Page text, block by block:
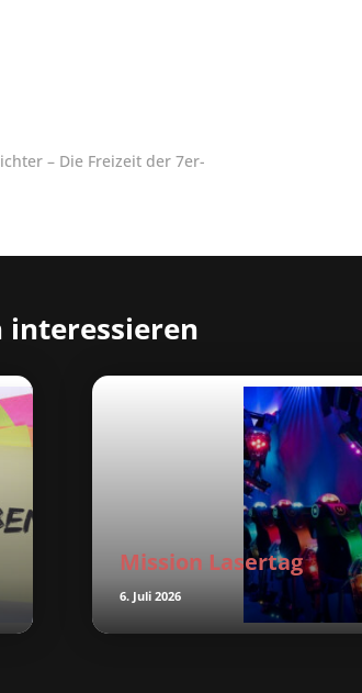
– Die Freizeit der 7er-
interessieren
Mission Lasertag
6. Juli 2026